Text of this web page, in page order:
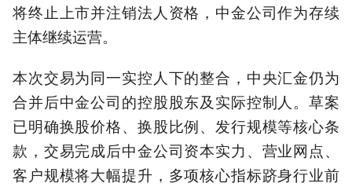
将终止上市并注销法人资格，中金公司作为存续
主体继续运营。
本次交易为同一实控人下的整合，中央汇金仍为
合并后中金公司的控股股东及实际控制人。草案
已明确换股价格、换股比例、发行规模等核心条
款，交易完成后中金公司资本实力、营业网点、
客户规模将大幅提升，多项核心指标跻身行业前